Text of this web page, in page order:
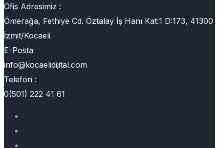
Ofis Adresimiz :
Ömerağa, Fethiye Cd. Öztalay İş Hanı Kat:1 D:173, 41300
İzmit/Kocaeli
E-Posta
info@kocaelidijital.com
Telefon :
0(501) 222 41 61